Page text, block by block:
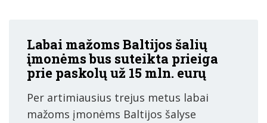
Labai mažoms Baltijos šalių
įmonėms bus suteikta prieiga
prie paskolų už 15 mln. eurų
Per artimiausius trejus metus labai
mažoms įmonėms Baltijos šalyse